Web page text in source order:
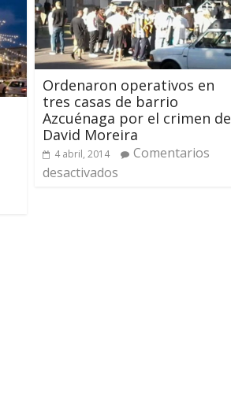
Ordenaron operativos en
tres casas de barrio
Azcuénaga por el crimen de
David Moreira
4 abril, 2014
Comentarios
desactivados